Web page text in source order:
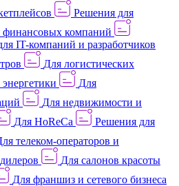
Решения для
финансовых компаний
IT-компаний и разработчиков
Для логистических
Для
Для недвижимости и
Для HoReCa
Решения для
телеком-операторов и
Для салонов красоты
Для франшиз и сетевого бизнеса